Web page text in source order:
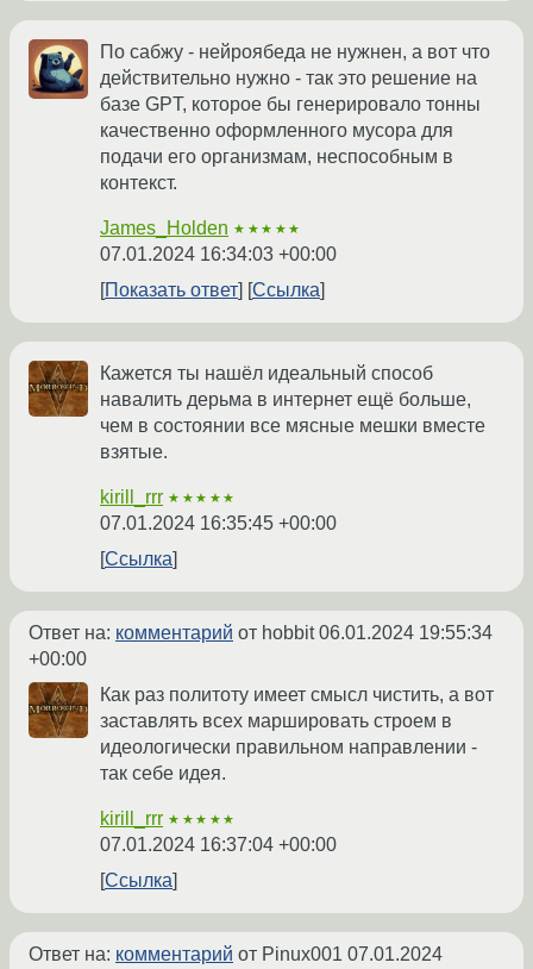
По сабжу - нейроябеда не нужнен, а вот что
действительно нужно - так это решение на
базе GPT, которое бы генерировало тонны
качественно оформленного мусора для
подачи его организмам, неспособным в
контекст.
James_Holden ★★★★★
07.01.2024 16:34:03 +00:00
Показать ответ
Ссылка
Кажется ты нашёл идеальный способ
навалить дерьма в интернет ещё больше,
чем в состоянии все мясные мешки вместе
взятые.
kirill_rrr ★★★★★
07.01.2024 16:35:45 +00:00
Ссылка
Ответ на: комментарий от hobbit06.01.2024 19:55:34
+00:00
Как раз политоту имеет смысл чистить, а вот
заставлять всех маршировать строем в
идеологически правильном направлении -
так себе идея.
kirill_rrr ★★★★★
07.01.2024 16:37:04 +00:00
Ссылка
Ответ на: комментарий от Pinux001 07.01.2024